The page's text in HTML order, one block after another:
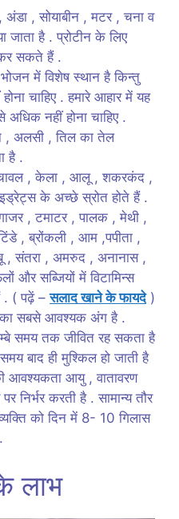
, सोयाबीन , मटर , चना व
जाता है . प्रोटीन के लिए
सकते हैं .
में विशेष स्थान है किन्तु
चाहिए . हमारे आहार में यह
नहीं होना चाहिए .
, अलसी , तिल का तेल
है .
, केला , आलू , शकरकंद ,
के अच्छे स्रोत होते हैं .
, टमाटर , पालक , मेथी ,
, ब्रोंकली , आम ,पपीता ,
, संतरा , अमरुद , अनानास ,
और सब्जियों में विटामिन्स
. ( पढ़ें –सलाद खाने के फायदे)
सबसे आवश्यक अंग है .
समय तक जीवित रह सकता है
बाद ही मुश्किल हो जाती है
आवश्यकता आयु , वातावरण
निर्भर करती है . सामान्य तौर
को दिन में 8- 10 गिलास
लाभ